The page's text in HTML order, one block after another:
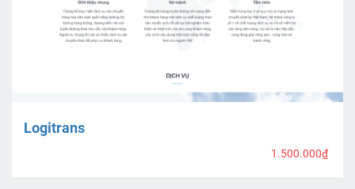
Logitrans
1.500.000₫